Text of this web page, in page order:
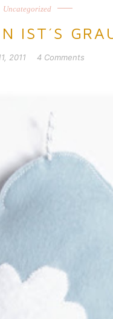
Uncategorized
IST´S
2011 4 Comments